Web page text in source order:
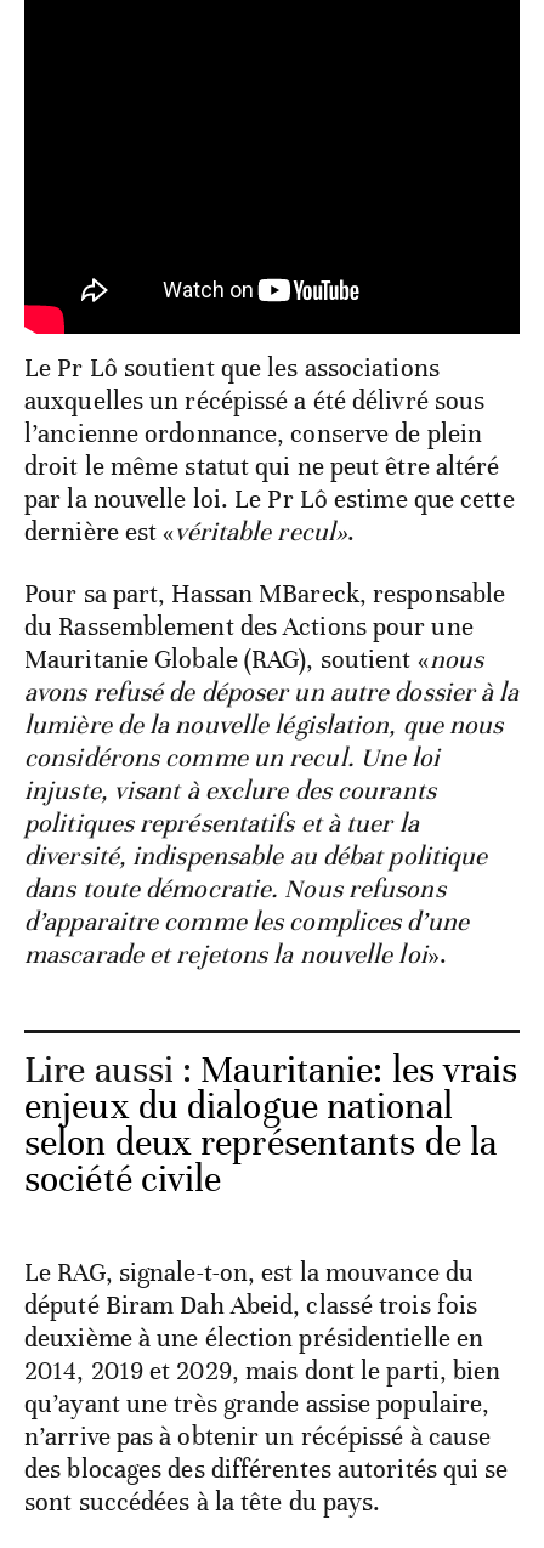
Le Pr Lô soutient que les associations
auxquelles un récépissé a été délivré sous
l’ancienne ordonnance, conserve de plein
droit le même statut qui ne peut être altéré
par la nouvelle loi. Le Pr Lô estime que cette
dernière est «véritable recul».
Pour sa part, Hassan MBareck, responsable
du Rassemblement des Actions pour une
Mauritanie Globale (RAG), soutient «nous
avons refusé de déposer un autre dossier à la
lumière de la nouvelle législation, que nous
considérons comme un recul. Une loi
injuste, visant à exclure des courants
politiques représentatifs et à tuer la
diversité, indispensable au débat politique
dans toute démocratie. Nous refusons
d’apparaitre comme les complices d’une
mascarade et rejetons la nouvelle loi».
Lire aussi : Mauritanie: les vrais
enjeux du dialogue national
selon deux représentants de la
société civile
Le RAG, signale-t-on, est la mouvance du
député Biram Dah Abeid, classé trois fois
deuxième à une élection présidentielle en
2014, 2019 et 2029, mais dont le parti, bien
qu’ayant une très grande assise populaire,
n’arrive pas à obtenir un récépissé à cause
des blocages des différentes autorités qui se
sont succédées à la tête du pays.